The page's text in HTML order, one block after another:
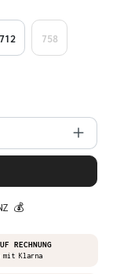
712 758
💰
RECHNUNG
mit Klarna